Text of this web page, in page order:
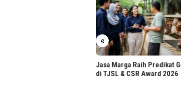
«
Jasa Marga Raih Predikat
di TJSL & CSR Award 2026